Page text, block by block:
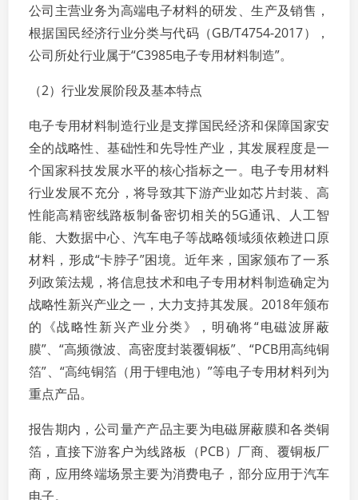
公司主营业务为高端电子材料的研发、生产及销售，
根据国民经济行业分类与代码（GB/T4754-2017），
公司所处行业属于“C3985电子专用材料制造”。
（2）行业发展阶段及基本特点
电子专用材料制造行业是支撑国民经济和保障国家安
全的战略性、基础性和先导性产业，其发展程度是一
个国家科技发展水平的核心指标之一。电子专用材料
行业发展不充分，将导致其下游产业如芯片封装、高
性能高精密线路板制备密切相关的5G通讯、人工智
能、大数据中心、汽车电子等战略领域须依赖进口原
材料，形成“卡脖子”困境。近年来，国家颁布了一系
列政策法规，将信息技术和电子专用材料制造确定为
战略性新兴产业之一，大力支持其发展。2018年颁布
的《战略性新兴产业分类》，明确将“电磁波屏蔽
膜”、“高频微波、高密度封装覆铜板”、“PCB用高纯铜
箔”、“高纯铜箔（用于锂电池）”等电子专用材料列为
重点产品。
报告期内，公司量产产品主要为电磁屏蔽膜和各类铜
箔，直接下游客户为线路板（PCB）厂商、覆铜板厂
商，应用终端场景主要为消费电子，部分应用于汽车
电子。